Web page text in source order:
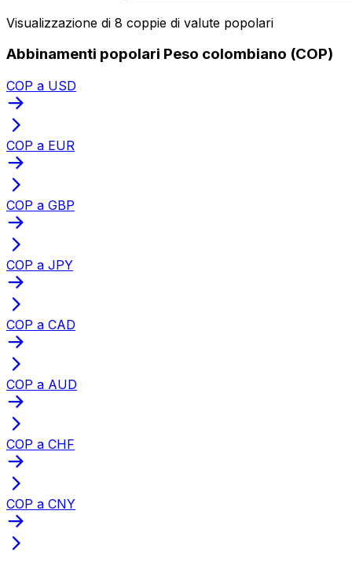
Visualizzazione di 8 coppie di valute popolari
Abbinamenti popolari Peso colombiano (COP)
COP a USD
COP a EUR
COP a GBP
COP a JPY
COP a CAD
COP a AUD
COP a CHF
COP a CNY